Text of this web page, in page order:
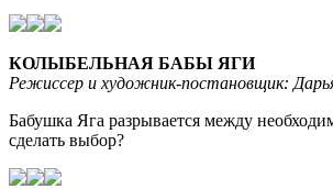
КОЛЫБЕЛЬНАЯ БАБЫ ЯГИ
Режиссер и художник-постановщик:
Бабушка Яга разрывается между
сделать выбор?